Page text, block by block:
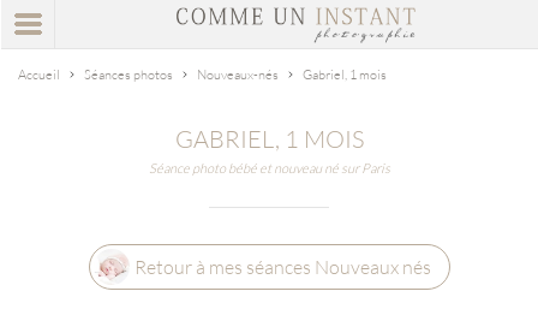
Accueil Séances photos Nouveaux-nés Gabriel, 1 mois
GABRIEL, 1 MOIS
Séance photo bébé et nouveau né sur Paris
Retour à mes séances Nouveaux nés